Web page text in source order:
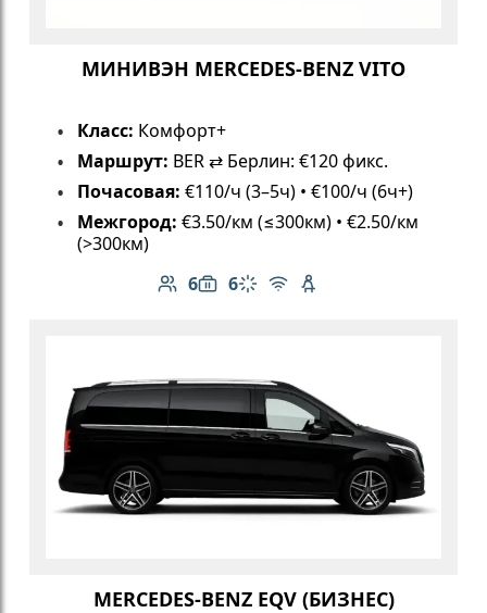
МИНИВЭН MERCEDES-BENZ VITO
Класс: Комфорт+
Маршрут: BER ⇄ Берлин: €120 фикс.
Почасовая: €110/ч (3–5ч) • €100/ч (6ч+)
Межгород: €3.50/км (≤300км) • €2.50/км
(>300км)
6
Количество пассажиров: 6
6
Вместимость багажа: 6
Климат-контроль
Бесплатный Wi-Fi
Детское кресло
MERCEDES-BENZ EQV (БИЗНЕС)